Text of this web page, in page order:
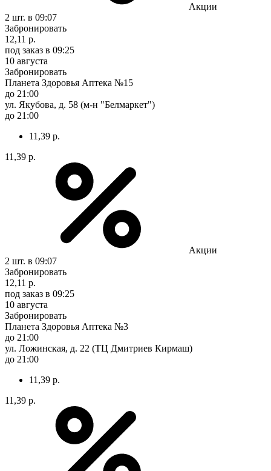
Акции
2 шт. в 09:07
Забронировать
12,11 р.
под заказ в 09:25
10 августа
Забронировать
Планета Здоровья Аптека №15
до 21:00
ул. Якубова, д. 58 (м-н "Белмаркет")
до 21:00
11,39 р.
11,39 р.
Акции
2 шт. в 09:07
Забронировать
12,11 р.
под заказ в 09:25
10 августа
Забронировать
Планета Здоровья Аптека №3
до 21:00
ул. Ложинская, д. 22 (ТЦ Дмитриев Кирмаш)
до 21:00
11,39 р.
11,39 р.